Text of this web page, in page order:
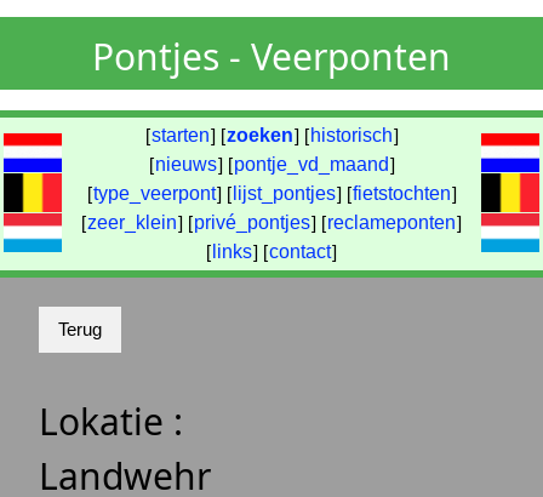
Pontjes - Veerponten
[starten] [zoeken] [ historisch]
[nieuws] [pontje_vd_maand]
[type_veerpont] [ lijst_pontjes] [fietstochten]
[zeer_klein] [privé_pontjes] [reclameponten]
[ links] [contact]
Lokatie :
Landwehr